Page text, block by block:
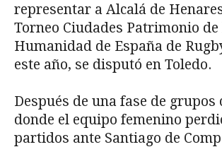
representar a Alcalá de
Torneo Ciudades Patrimonio de
Humanidad de España de
este año, se disputó en Toledo.
Después de una fase de grupos
donde el equipo femenino
partidos ante Santiago de